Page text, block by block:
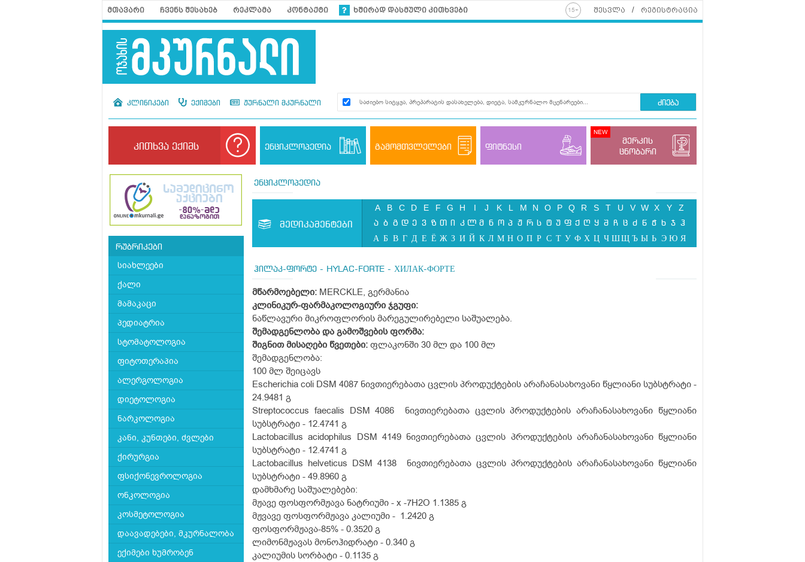
მთავარი ჩვენს შესახებ რეკლამა კონტაქტი ხშირად დასმული კითხვები შესვლა რეგისტრაცია
კლინიკები ექიმები ჟურნალი მკურნალი ძიება
კითხვა ექიმს ენციკლოპედია გამომთვლელები ფიტნესი
მერკის
ცნობარი
რუბრიკები
სიახლეები
ქალი
მამაკაცი
პედიატრია
სტომატოლოგია
ფიტოთერაპია
ალერგოლოგია
დიეტოლოგია
ნარკოლოგია
კანი, კუნთები, ძვლები
ქირურგია
ფსიქონევროლოგია
ონკოლოგია
კოსმეტოლოგია
დაავადებები, მკურნალობა
ექიმები ხუმრობენ
ენციკლოპედია
მედიკამენტები
A B C D E F G H I J K L M N O P Q R S T U V W X Y Z
ა ბ გ დ ე ვ ზ თ ი კ ლ მ ნ ო პ ჟ რ ს ტ უ ფ ქ ღ ყ შ ჩ ც ძ წ ჭ ხ ჯ ჰ
А Б В Г Д Е Ё Ж З И Й К Л М Н О П Р С Т У Ф Х Ц Ч ШЩ Ъ Ы Ь Э Ю Я
ჰილაკ-ფორტე - HYLAC-FORTE - ХИЛАК-ФОРТЕ
მწარმოებელი: MERCKLE, გერმანია
კლინიკურ-ფარმაკოლოგიური ჯგუფი:
ნაწლავური მიკროფლორის მარეგულირებელი საშუალება.
შემადგენლობა და გამოშვების ფორმა:
შიგნით მისაღები წვეთები: ფლაკონში 30 მლ და 100 მლ
შემადგენლობა:
100 მლ შეიცავს
Escherichia coli DSM 4087 ნივთიერებათა ცვლის პროდუქტების არაჩანასახოვანი წყლიანი სუბსტრატი -
24.9481 გ
Streptococcus faecalis DSM 4086 ნივთიერებათა ცვლის პროდუქტების არაჩანასახოვანი წყლიანი
სუბსტრატი - 12.4741 გ
Lactobacillus acidophilus DSM 4149 ნივთიერებათა ცვლის პროდუქტების არაჩანასახოვანი წყლიანი
სუბსტრატი - 12.4741 გ
Lactobacillus helveticus DSM 4138 ნივთიერებათა ცვლის პროდუქტების არაჩანასახოვანი წყლიანი
სუბსტრატი - 49.8960 გ
დამხმარე საშუალებები:
მჟავე ფოსფორმჟავა ნატრიუმი - x -7H2O 1.1385 გ
მჟვავე ფოსფორმჟავა კალიუმი - 1.2420 გ
ფოსფორმჟავა-85% - 0.3520 გ
ლიმონმჟავას მონოჰიდრატი - 0.340 გ
კალიუმის სორბატი - 0.1135 გ